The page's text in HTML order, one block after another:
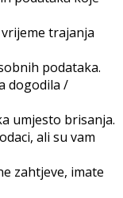
trajanja
podataka.
dogodila /
umjesto brisanja.
ali su vam
zahtjeve, imate